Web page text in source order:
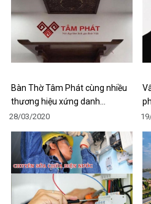
Bàn Thờ Tâm Phát cùng nhiều
thương hiệu xứng danh…
28/03/2020